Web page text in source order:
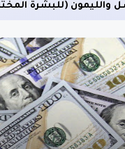
والليمون (للبشرة